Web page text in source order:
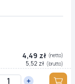
4,49 zł (netto)
5,52 zł (brutto)